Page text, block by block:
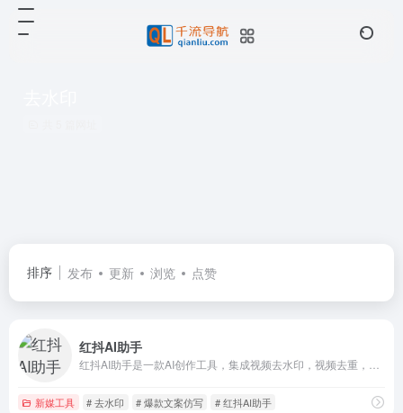
排序 发布 更新 浏览 点赞
红抖AI助手
新媒工具 # 去水印 # 爆款文案仿写 # 红抖AI助手